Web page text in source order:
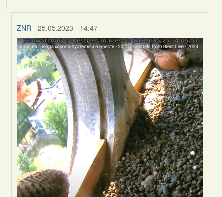
ZNR - 25.05.2023 - 14:47
In
reply
to
by
Harrier